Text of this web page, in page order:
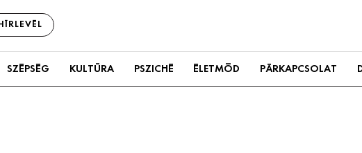
SZÉPSÉG KULTÚRA PSZICHÉ ÉLETMÓD PÁRKAPCSOLAT